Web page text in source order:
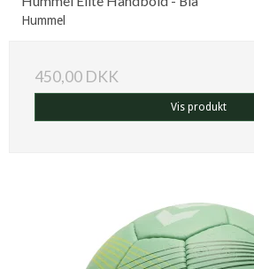
Hummel
450,00 DKK
Vis produkt